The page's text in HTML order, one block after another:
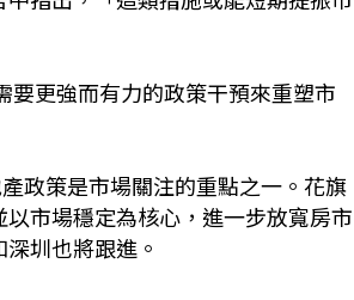
更強而有力的政策干預來重塑市
政策是市場關注的重點之一。花旗
市場穩定為核心，進一步放寬房市
圳也將跟進。